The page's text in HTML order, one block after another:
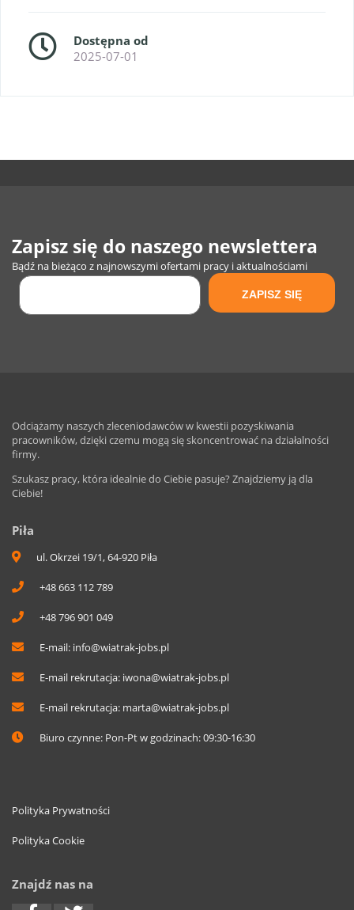
Dostępna od
2025-07-01
Zapisz się do naszego newslettera
Bądź na bieżąco z najnowszymi ofertami pracy i aktualnościami
Odciążamy naszych zleceniodawców w kwestii pozyskiwania
pracowników, dzięki czemu mogą się skoncentrować na działalności
firmy.
Szukasz pracy, która idealnie do Ciebie pasuje? Znajdziemy ją dla
Ciebie!
Piła
ul. Okrzei 19/1, 64-920 Piła
+48 663 112 789
+48 796 901 049
E-mail: info@wiatrak-jobs.pl
E-mail rekrutacja: iwona@wiatrak-jobs.pl
E-mail rekrutacja: marta@wiatrak-jobs.pl
Biuro czynne: Pon-Pt w godzinach: 09:30-16:30
Polityka Prywatności
Polityka Cookie
Znajdź nas na